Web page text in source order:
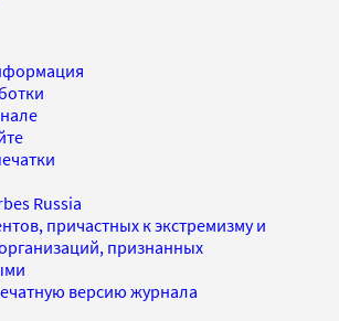
Russia
причастных к экстремизму и
признанных
версию журнала